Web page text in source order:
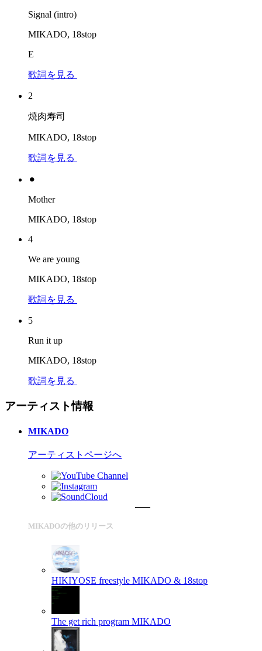
Signal (intro)
MIKADO, 18stop
E
歌詞を見る
2
焼肉寿司
MIKADO, 18stop
歌詞を見る
⚫︎
Mother
MIKADO, 18stop
4
We are young
MIKADO, 18stop
歌詞を見る
5
Run it up
MIKADO, 18stop
歌詞を見る
アーティスト情報
MIKADO
アーティストページへ
MIKADOの他のリリース
HIKIYOSE freestyle MIKADO & 18stop
The get rich program MIKADO